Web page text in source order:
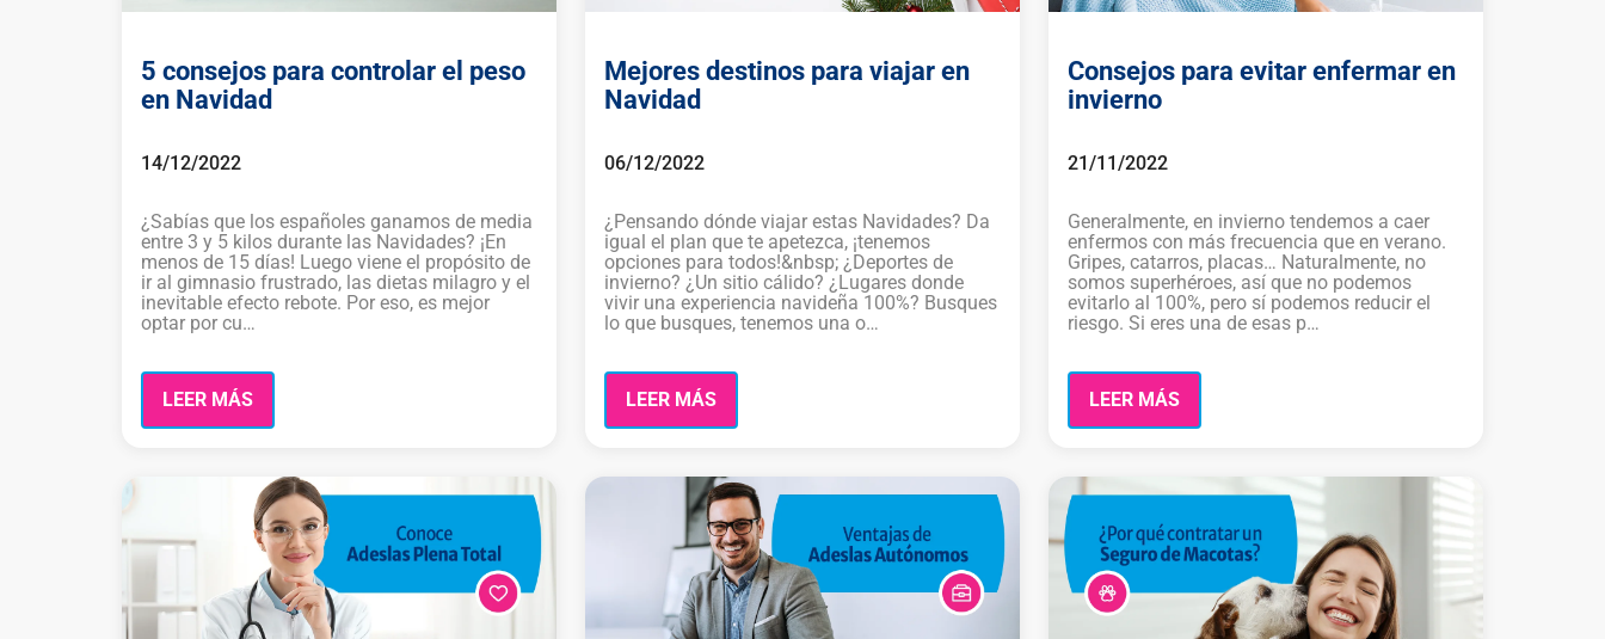
5 consejos para controlar el peso
en Navidad
14/12/2022
¿Sabías que los españoles ganamos de media
entre 3 y 5 kilos durante las Navidades? ¡En
menos de 15 días! Luego viene el propósito de
ir al gimnasio frustrado, las dietas milagro y el
inevitable efecto rebote. Por eso, es mejor
optar por cu…
LEER MÁS
Mejores destinos para viajar en
Navidad
06/12/2022
¿Pensando dónde viajar estas Navidades? Da
igual el plan que te apetezca, ¡tenemos
opciones para todos!&nbsp; ¿Deportes de
invierno? ¿Un sitio cálido? ¿Lugares donde
vivir una experiencia navideña 100%? Busques
lo que busques, tenemos una o…
LEER MÁS
Consejos para evitar enfermar en
invierno
21/11/2022
Generalmente, en invierno tendemos a caer
enfermos con más frecuencia que en verano.
Gripes, catarros, placas… Naturalmente, no
somos superhéroes, así que no podemos
evitarlo al 100%, pero sí podemos reducir el
riesgo. Si eres una de esas p…
LEER MÁS